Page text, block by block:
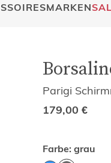
MARKEN
Parigi
179,00 €
Farbe: grau